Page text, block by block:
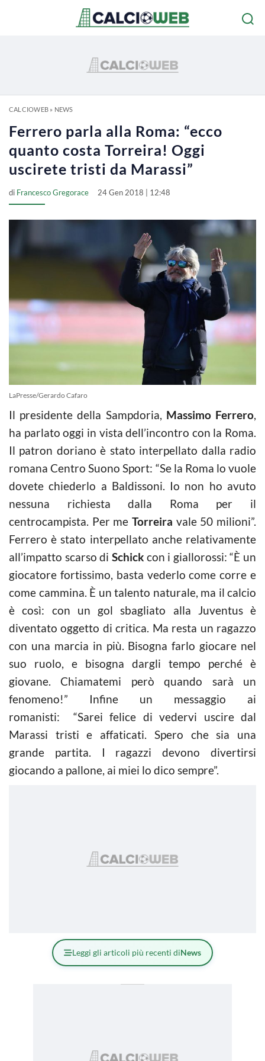
CALCIOWEB» NEWS
Ferrero parla alla Roma: “ecco
quanto costa Torreira! Oggi
uscirete tristi da Marassi”
di Francesco Gregorace 24 Gen 2018 | 12:48
LaPresse/Gerardo Cafaro
Il presidente della Sampdoria, Massimo Ferrero,
ha parlato oggi in vista dell’incontro con la Roma.
Il patron doriano è stato interpellato dalla radio
romana Centro Suono Sport: “Se la Roma lo vuole
dovete chiederlo a Baldissoni. Io non ho avuto
nessuna richiesta dalla Roma per il
centrocampista. Per me Torreira vale 50 milioni”.
Ferrero è stato interpellato anche relativamente
all’impatto scarso di Schickcon i giallorossi: “È un
giocatore fortissimo, basta vederlo come corre e
come cammina. È un talento naturale, ma il calcio
è così: con un gol sbagliato alla Juventus è
diventato oggetto di critica. Ma resta un ragazzo
con una marcia in più. Bisogna farlo giocare nel
suo ruolo, e bisogna dargli tempo perché è
giovane. Chiamatemi però quando sarà un
fenomeno!” Infine un messaggio ai
romanisti: “Sarei felice di vedervi uscire dal
Marassi tristi e affaticati. Spero che sia una
grande partita. I ragazzi devono divertirsi
giocando a pallone, ai miei lo dico sempre”.
Leggi gli articoli più recenti diNews